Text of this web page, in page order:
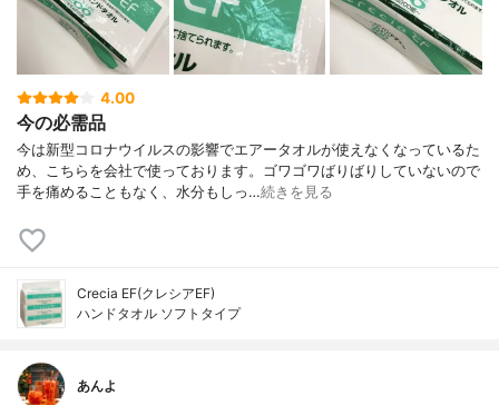
4.00
今の必需品
今は新型コロナウイルスの影響でエアータオルが使えなくなっているた
め、こちらを会社で使っております。ゴワゴワばりばりしていないので
手を痛めることもなく、水分もしっ…続きを見る
Crecia EF(クレシアEF)
ハンドタオル ソフトタイプ
あんよ